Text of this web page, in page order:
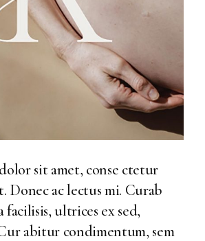
sit amet, conse ctetur
Donec ac lectus mi. Curab
ultrices ex sed,
abitur condimentum, sem